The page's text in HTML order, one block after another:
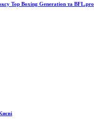
Top Boxing Generation та BFL.pro